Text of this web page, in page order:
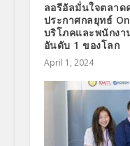
ลอรีอัลมั่นใจตลาด
ประกาศกลยุทธ์
บริโภคและพนักงา
อันดับ 1 ของโลก
April 1, 2024